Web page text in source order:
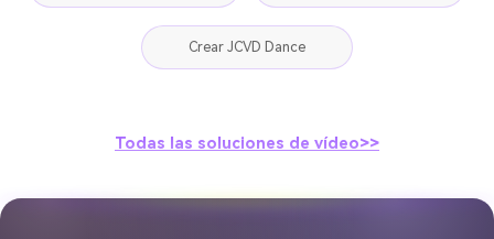
Crear JCVD Dance
Todas las soluciones de vídeo>>